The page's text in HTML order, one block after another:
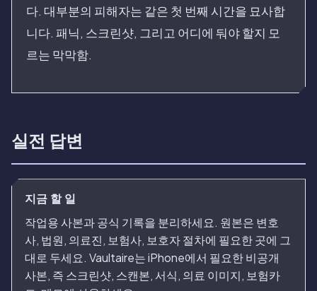
다. 대부분의 피해자는 같은 첫 번째 시간을 묘사합
니다. 패닉, 스크린샷, 그리고 어디에 둬야 할지 모
르는 막막함.
실전 답변
지금 할 일
작업용 사본과 공식 기록을 분리하세요. 원본은 변호
사, 법원, 의료진, 보험사, 보호자 절차에 필요한 곳에 그
대로 두세요. Vaultaire는 iPhone에서 필요한 비공개
사본, 즉 스크린샷, 스캔본, 서식, 의료 이미지, 보험카